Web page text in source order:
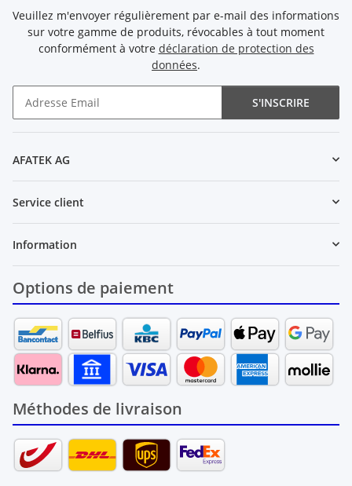
Veuillez m'envoyer régulièrement par e-mail des informations
sur votre gamme de produits, révocables à tout moment
conformément à votre déclaration de protection des
données.
S'INSCRIRE
AFATEK AG
Service client
Information
Options de paiement
Méthodes de livraison